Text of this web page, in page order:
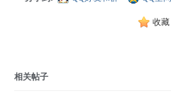
收藏
相关帖子